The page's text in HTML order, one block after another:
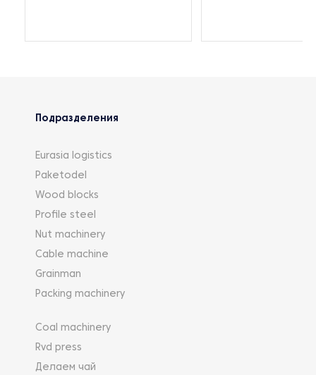
Подразделения
Eurasia logistics
Paketodel
Wood blocks
Profile steel
Nut machinery
Cable machine
Grainman
Packing machinery
Coal machinery
Rvd press
Делаем чай